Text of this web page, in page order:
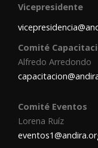
Vicepresidente
Comité
Alfredo Arredondo
Comité Eventos
Lorena Ruíz